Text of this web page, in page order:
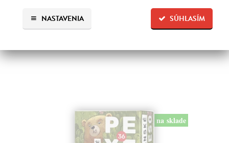
SÚHLASÍM
NASTAVENIA
15,52 €
na sklade